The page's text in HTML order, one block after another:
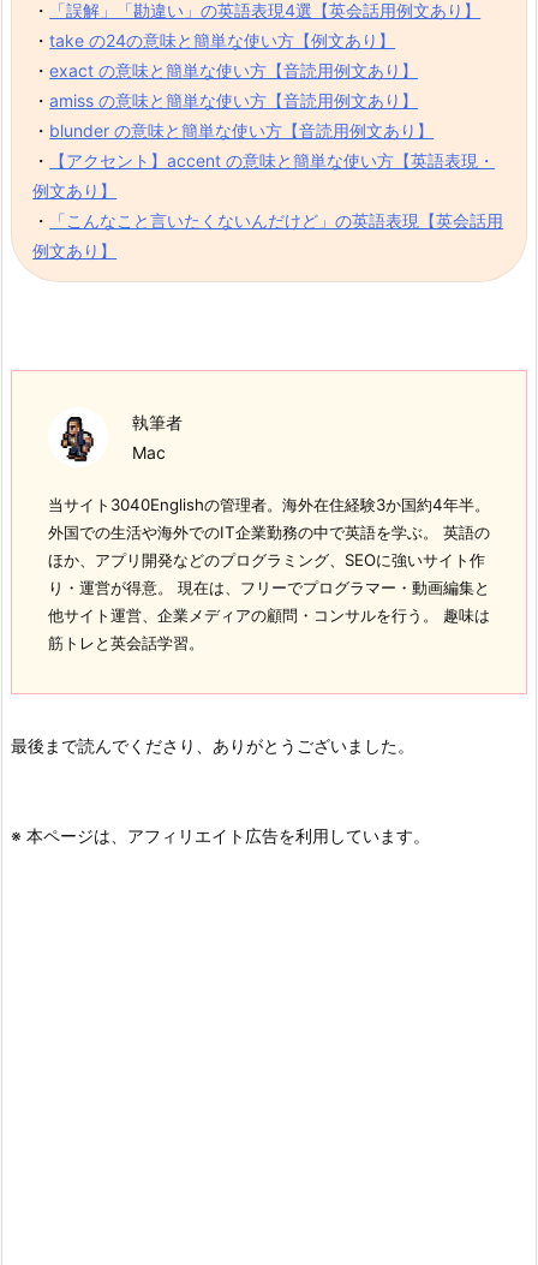
・
「誤解」「勘違い」の英語表現4選【英会話用例文あり】
・take の24の意味と簡単な使い方【例文あり】
・exact の意味と簡単な使い方【音読用例文あり】
・amiss の意味と簡単な使い方【音読用例文あり】
・ blunder の意味と簡単な使い方【音読用例文あり】
・
【アクセント】accent の意味と簡単な使い方【英語表現・
例文あり】
・
「こんなこと言いたくないんだけど」の英語表現【英会話用
例文あり】
執筆者
Mac
当サイト3040Englishの管理者。海外在住経験3か国約4年半。
外国での生活や海外でのIT企業勤務の中で英語を学ぶ。 英語の
ほか、アプリ開発などのプログラミング、SEOに強いサイト作
り・運営が得意。 現在は、フリーでプログラマー・動画編集と
他サイト運営、企業メディアの顧問・コンサルを行う。 趣味は
筋トレと英会話学習。
最後まで読んでくださり、ありがとうございました。
※ 本ページは、アフィリエイト広告を利用しています。